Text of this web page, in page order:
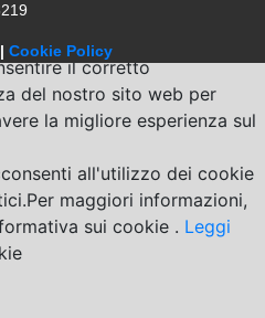
| Cookie Policy
il corretto
del nostro sito web per
la migliore esperienza sul
all'utilizzo dei cookie
maggiori informazioni,
sui cookie . Leggi